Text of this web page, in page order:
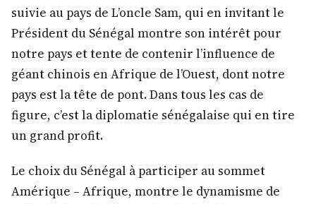
suivie au pays de L’oncle Sam, qui en invitant le
Président du Sénégal montre son intérêt pour
notre pays et tente de contenir l’influence de
géant chinois en Afrique de l’Ouest, dont notre
pays est la tête de pont. Dans tous les cas de
figure, c’est la diplomatie sénégalaise qui en tire
un grand profit.
Le choix du Sénégal à participer au sommet
Amérique – Afrique, montre le dynamisme de